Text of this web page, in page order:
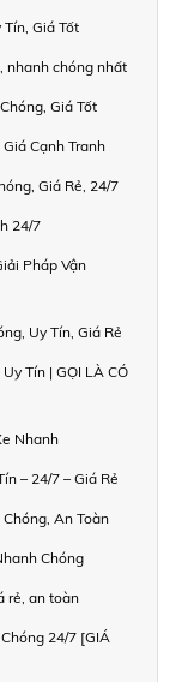
Tín, Giá Tốt
nhanh chóng nhất
Giá Tốt
Cạnh Tranh
Giá Rẻ, 24/7
24/7
Pháp Vận
Uy Tín, Giá Rẻ
Tín | GỌI LÀ CÓ
Nhanh
– 24/7 – Giá Rẻ
An Toàn
Chóng
rẻ, an toàn
24/7 [GIÁ